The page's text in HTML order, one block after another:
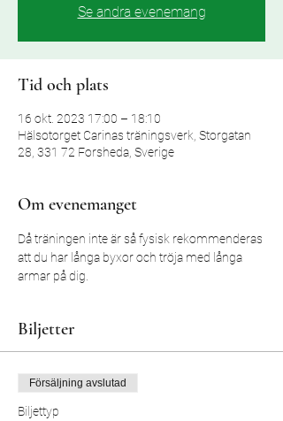
Se andra evenemang
Tid och plats
16 okt. 2023 17:00 – 18:10
Hälsotorget Carinas träningsverk, Storgatan
28, 331 72 Forsheda, Sverige
Om evenemanget
Då träningen inte är så fysisk rekommenderas
att du har långa byxor och tröja med långa
armar på dig.
Biljetter
Försäljning avslutad
Biljettyp